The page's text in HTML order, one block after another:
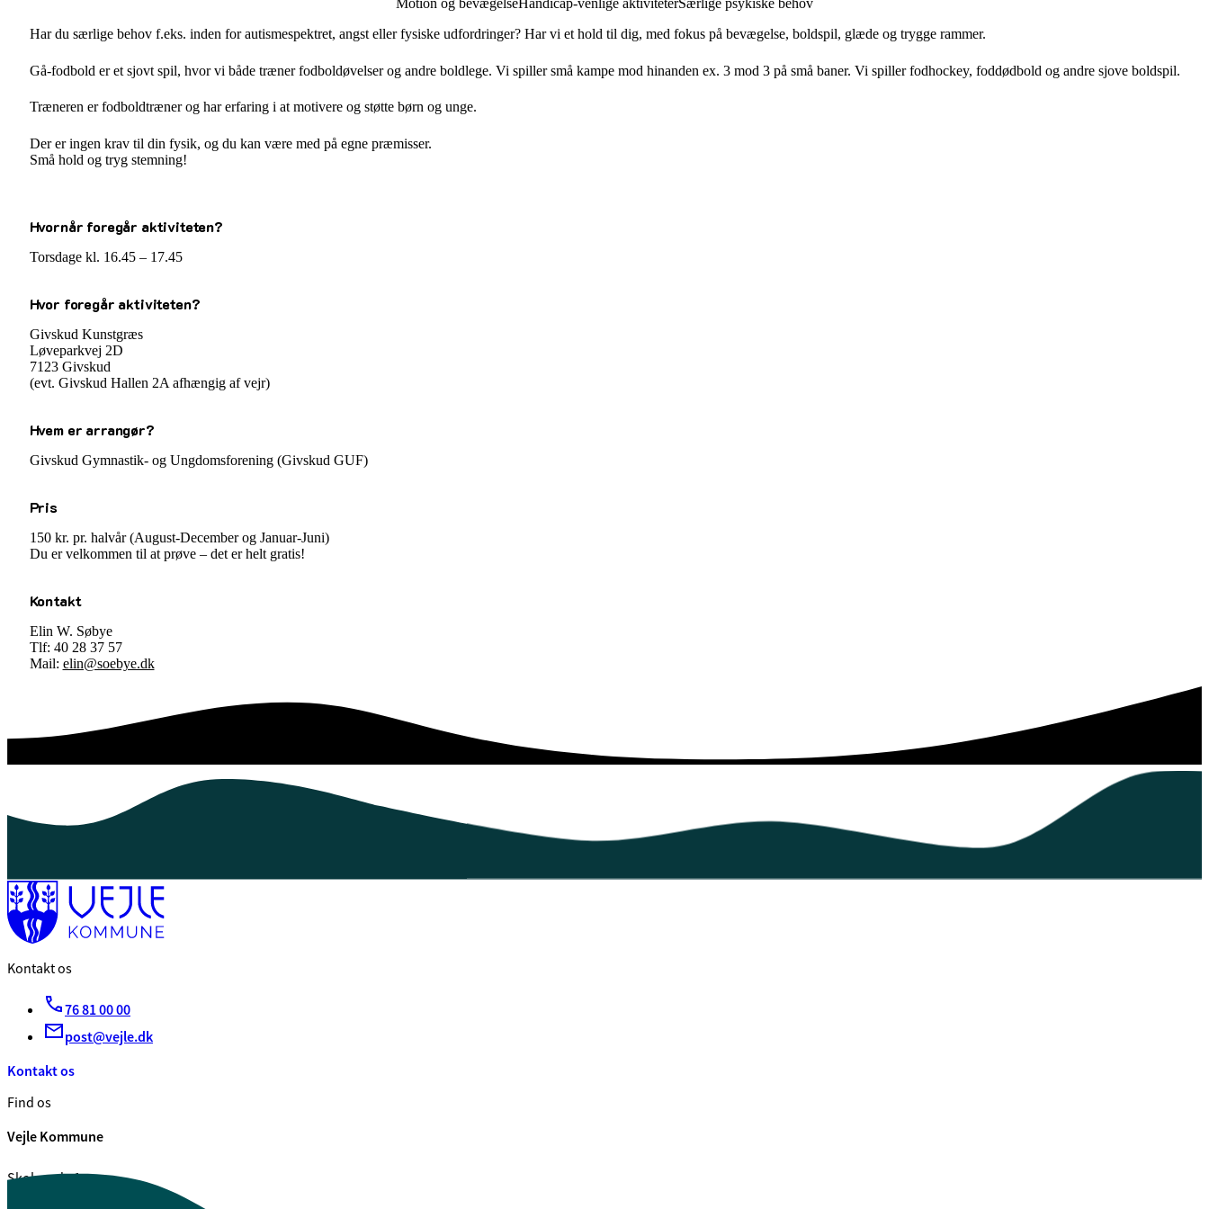
Motion og bevægelseHandicap-venlige aktiviteterSærlige psykiske behov
Har du særlige behov f.eks. inden for autismespektret, angst eller fysiske udfordringer? Har vi et hold til dig, med fokus på bevægelse, boldspil, glæde og trygge rammer.
Gå-fodbold er et sjovt spil, hvor vi både træner fodboldøvelser og andre boldlege. Vi spiller små kampe mod hinanden ex. 3 mod 3 på små baner. Vi spiller fodhockey, foddødbold og andre sjove boldspil.
Træneren er fodboldtræner og har erfaring i at motivere og støtte børn og unge.
Der er ingen krav til din fysik, og du kan være med på egne præmisser.
Små hold og tryg stemning!
Hvornår foregår aktiviteten?
Torsdage kl. 16.45 – 17.45
Hvor foregår aktiviteten?
Givskud Kunstgræs
Løveparkvej 2D
7123 Givskud
(evt. Givskud Hallen 2A afhængig af vejr)
Hvem er arrangør?
Givskud Gymnastik- og Ungdomsforening (Givskud GUF)
Pris
150 kr. pr. halvår (August-December og Januar-Juni)
Du er velkommen til at prøve – det er helt gratis!
Kontakt
Elin W. Søbye
Tlf: 40 28 37 57
Mail: elin@soebye.dk
Kontakt os
76 81 00 00
post@vejle.dk
Kontakt os
Find os
Vejle Kommune
Skolegade 1